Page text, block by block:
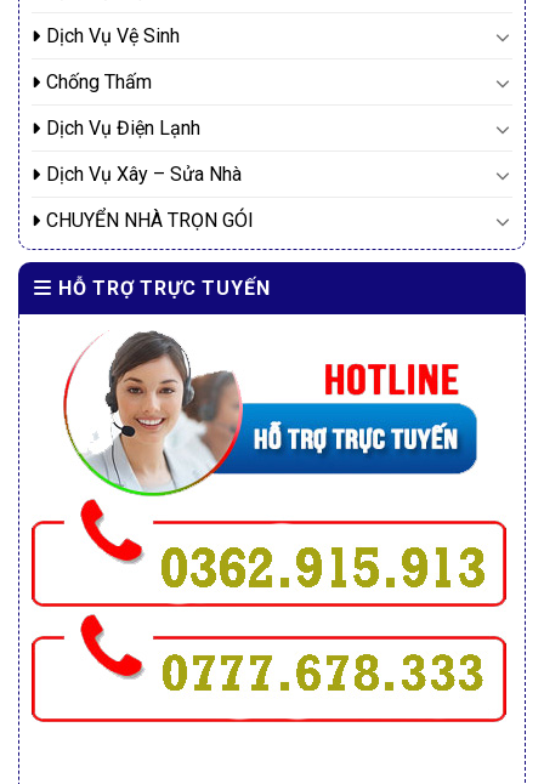
Dịch Vụ Vệ Sinh
Chống Thấm
Dịch Vụ Điện Lạnh
Dịch Vụ Xây – Sửa Nhà
CHUYỂN NHÀ TRỌN GÓI
HỖ TRỢ TRỰC TUYẾN